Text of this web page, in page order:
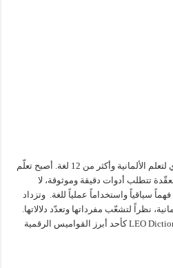
تطبيق لأذكى قاموس ومدرب لغوي لتعلم الألمانية وأكثر من 12 لغة. أصبح تعلّم
تتطلب أدوات دقيقة وموثوقة، لا
سياقياً واستخداماً عملياً للغة. وتزداد
نظراً لتشعّب مفرداتها وتعدّد دلالاتها.
وفي هذا السياق، يبرز تطبيق LEO Dictionary كأحد أبرز القواميس الرقمية